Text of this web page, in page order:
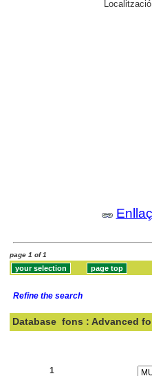
page 1 of 1
Refine the search
Database fons : Advanced
1